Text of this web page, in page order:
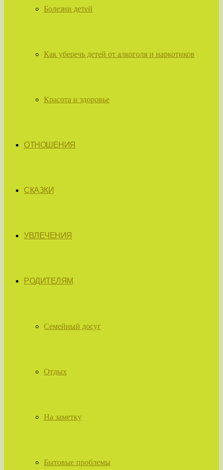
Болезни детей
Как уберечь детей от алкоголя и наркотиков
Красота и здоровье
ОТНОШЕНИЯ
СКАЗКИ
УВЛЕЧЕНИЯ
РОДИТЕЛЯМ
Семейный досуг
Отдых
На заметку
Бытовые проблемы